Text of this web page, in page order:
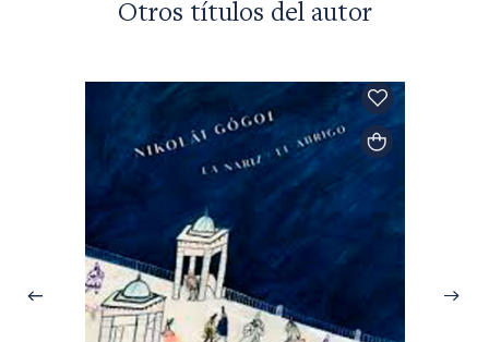
Otros títulos del autor